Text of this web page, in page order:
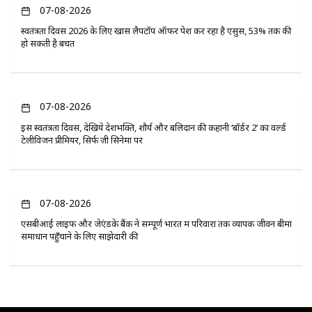
07-08-2026
स्वतंत्रता दिवस 2026 के लिए खास लैपटॉप ऑफर पेश कर रहा है एसुस, 53% तक की
हो सकती है बचत
07-08-2026
इस स्वतंत्रता दिवस, देखिये देशभक्ति, शौर्य और बलिदान की कहानी ‘बॉर्डर 2’ का वर्ल्ड
टेलीविजन प्रीमियर, सिर्फ ज़ी सिनेमा पर
07-08-2026
एसबीआई लाइफ और जेएंडके बैंक ने सम्पूर्ण भारत में परिवारों तक व्यापक जीवन बीमा
समाधान पहुँचाने के लिए साझेदारी की